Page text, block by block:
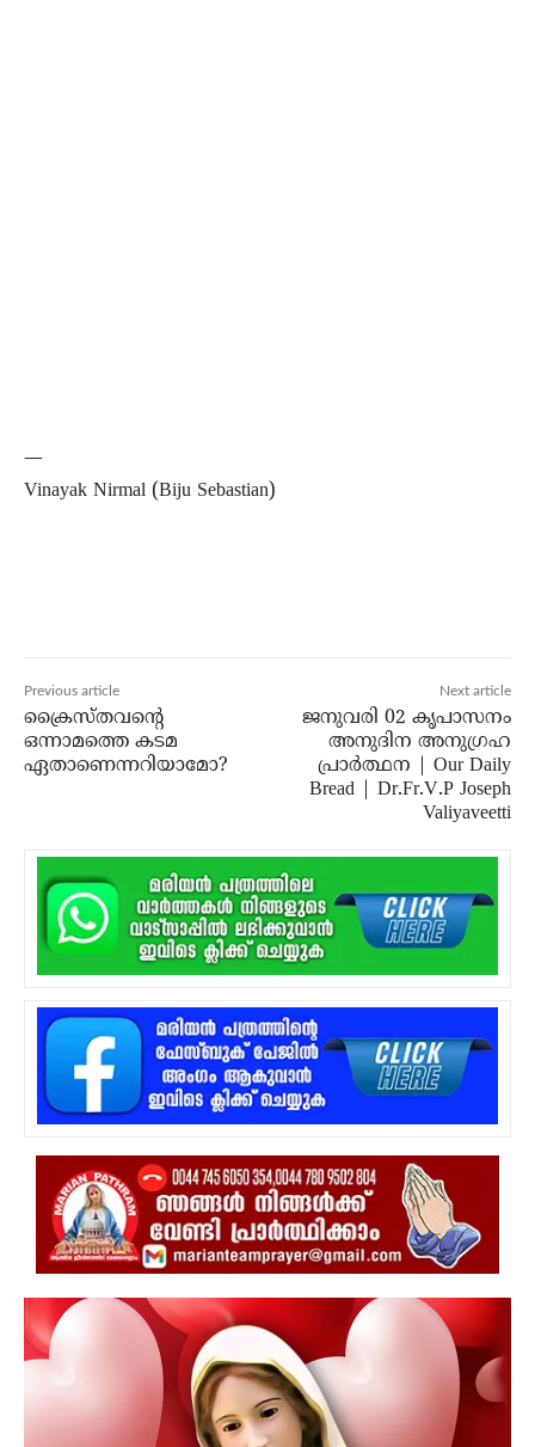
—
Vinayak Nirmal (Biju Sebastian)
Previous article
ക്രൈസ്തവന്റെ
ഒന്നാമത്തെ കടമ
ഏതാണെന്നറിയാമോ?
Next article
ജനുവരി 02 കൃപാസനം
അനുദിന അനുഗ്രഹ
പ്രാർത്ഥന | Our Daily
Bread | Dr.Fr.V.P Joseph
Valiyaveetti